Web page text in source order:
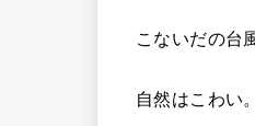
こないだの台
自然はこわい。